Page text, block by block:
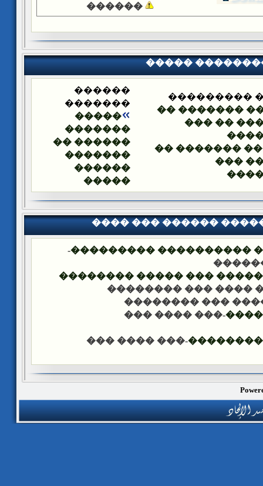
������
�����
�����
�����
�������
�����
������
�������
�����
�������
������ ��
�������
������
�����
���� ��� ������
�������� �� ���
-
���
���� ����� �������� ���
-��� ���� ���
-��� ���� ���
-��� ���� ���
������
-��� ���� ���